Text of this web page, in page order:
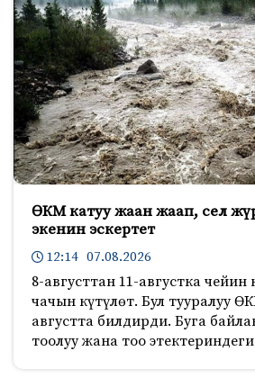
ӨКМ катуу жаан жаап, сел
экенин эскертет
12:14 07.08.2026
8-августтан 11-августка
чачын күтүлөт. Бул тууралуу
августта билдирди. Буга
тоолуу жана тоо